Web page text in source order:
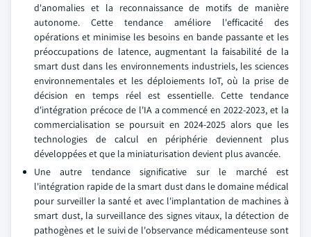
d'anomalies et la reconnaissance de motifs de manière
autonome. Cette tendance améliore l'efficacité des
opérations et minimise les besoins en bande passante et les
préoccupations de latence, augmentant la faisabilité de la
smart dust dans les environnements industriels, les sciences
environnementales et les déploiements IoT, où la prise de
décision en temps réel est essentielle. Cette tendance
d'intégration précoce de l'IA a commencé en 2022-2023, et la
commercialisation se poursuit en 2024-2025 alors que les
technologies de calcul en périphérie deviennent plus
développées et que la miniaturisation devient plus avancée.
Une autre tendance significative sur le marché est
l'intégration rapide de la smart dust dans le domaine médical
pour surveiller la santé et avec l'implantation de machines à
smart dust, la surveillance des signes vitaux, la détection de
pathogènes et le suivi de l'observance médicamenteuse sont